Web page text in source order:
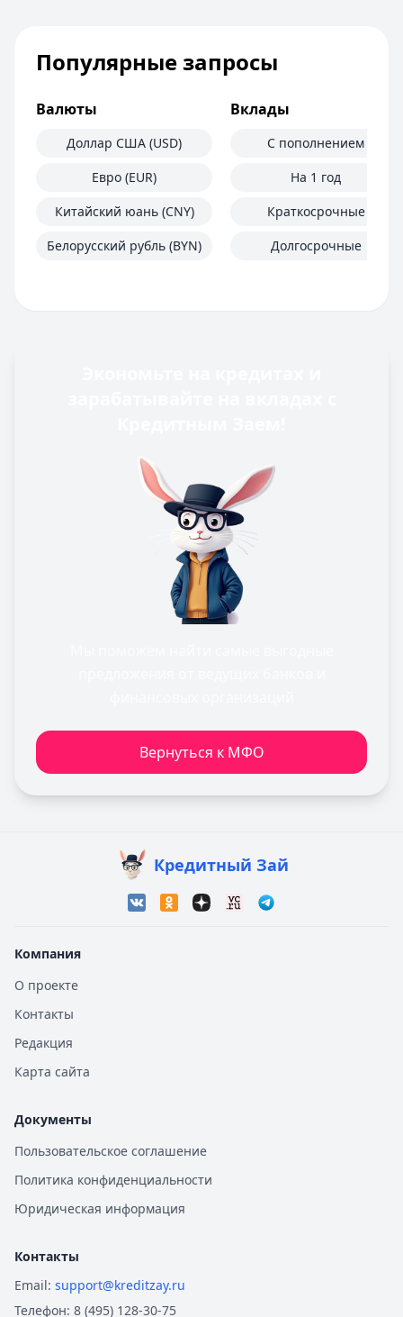
Популярные запросы
Валюты
Доллар США (USD)
Евро (EUR)
Китайский юань (CNY)
Белорусский рубль (BYN)
Вклады
С пополнением
На 1 год
Краткосрочные
Долгосрочные
Вернуться к МФО
Кредитный Зай
Компания
О проекте
Контакты
Редакция
Карта сайта
Документы
Пользовательское соглашение
Политика конфиденциальности
Юридическая информация
Контакты
Email: support@kreditzay.ru
Телефон: 8 (495) 128-30-75